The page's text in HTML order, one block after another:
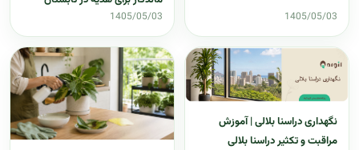
1405/05/03
1405/05/03
نگهداری دراسنا بلالی | آموزش
مراقبت و تکثیر دراسنا بلالی